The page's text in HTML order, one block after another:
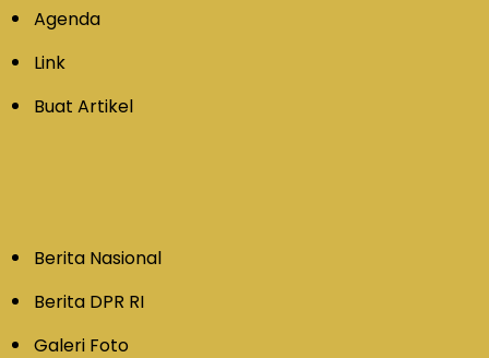
Agenda
Link
Buat Artikel
Berita Nasional
Berita DPR RI
Galeri Foto